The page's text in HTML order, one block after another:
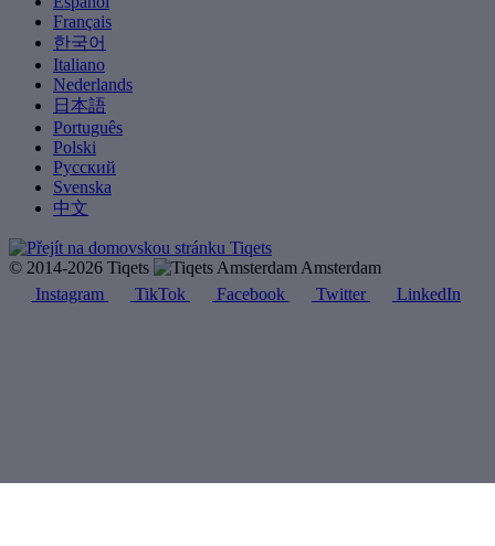
Français
한국어
Italiano
Nederlands
日本語
Português
Polski
Русский
Svenska
中文
© 2014-2026 Tiqets
Amsterdam
Instagram
TikTok Facebook Twitter LinkedIn